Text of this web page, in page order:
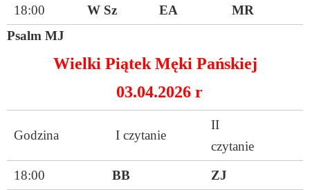
18:00
W Sz EA
MR
Psalm MJ
Wielki Piątek Męki Pańskiej
03.04.2026 r
Godzina I czytanie
II
czytanie
18:00
BB ZJ